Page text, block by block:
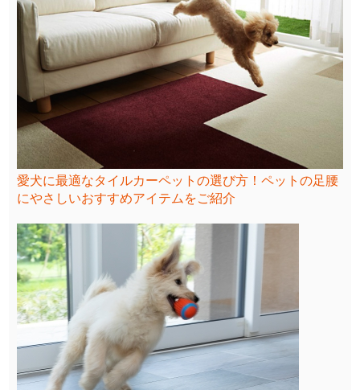
愛犬に最適なタイルカーペットの選び方！ペットの足腰
にやさしいおすすめアイテムをご紹介